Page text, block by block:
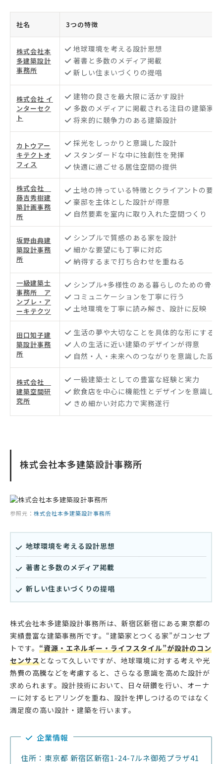
社名 3つの特徴
株式会社本
多建築設計
事務所
地球環境を考える設計思想
著書と多数のメディア掲載
新しい住まいづくりの提唱
株式会社 イ
ンターセク
ト
建物の良さを最大限に活かす設計
多数のメディアに掲載される注目の建築家
将来的に競争力のある建築設計
カトウアー
キテクトオ
フィス
採光をしっかりと意識した設計
スタンダードな中に独創性を発揮
快適に過ごせる居住空間の提供
株式会社
藤吉秀樹建
築計画事務
所
土地の持っている特徴とクライアントの要
豪邸を主体とした設計が得意
自然要素を室内に取り入れた空間つくり
坂野由典建
築設計事務
所
シンプルで質感のある家を設計
細かな要望にも丁寧に対応
納得するまで打ち合わせを重ねる
一級建築士
事務所 ア
ンブレ・ア
ーキテクツ
シンプル+多様性のある暮らしのための骨格
コミュニケーションを丁寧に行う
土地環境を丁寧に読み解き、設計に反映
田口知子建
築設計事務
所
生活の夢や大切なことを具体的な形にする
人の生活に近い建築のデザインが得意
自然・人・未来へのつながりを意識した設計
株式会社
建築空間研
究所
一級建築士としての豊富な経験と実力
飲食店を中心に機能性とデザインを意識し
きめ細かい対応力で実務遂行
株式会社本多建築設計事務所
参照元： 株式会社本多建築設計事務所
地球環境を考える設計思想
著書と多数のメディア掲載
新しい住まいづくりの提唱
株式会社本多建築設計事務所は、新宿区新宿にある東京都の
実績豊富な建築事務所です。“建築家とつくる家”がコンセプ
トです。 “資源・エネルギー・ライフスタイル”が設計のコン
センサスとなって久しいですが、地球環境に対する考えや光
熱費の高騰などを考慮すると、さらなる意識を高めた設計が
求められます。設計技術において、日々研鑽を行い、オーナ
ーに対するヒアリングを重ね、設計を押しつけるのではなく
満足度の高い設計・建築を行います。
企業情報
住所：東京都 新宿区新宿1-24-7ルネ御苑プラザ41